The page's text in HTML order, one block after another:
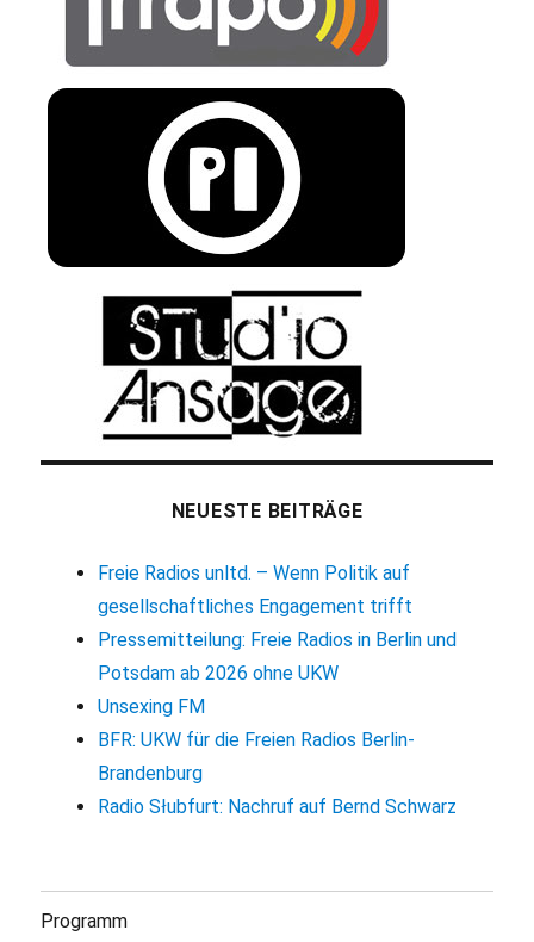
NEUESTE BEITRÄGE
Freie Radios unltd. – Wenn Politik auf
gesellschaftliches Engagement trifft
Pressemitteilung: Freie Radios in Berlin und
Potsdam ab 2026 ohne UKW
Unsexing FM
BFR: UKW für die Freien Radios Berlin-
Brandenburg
Radio Słubfurt: Nachruf auf Bernd Schwarz
Programm